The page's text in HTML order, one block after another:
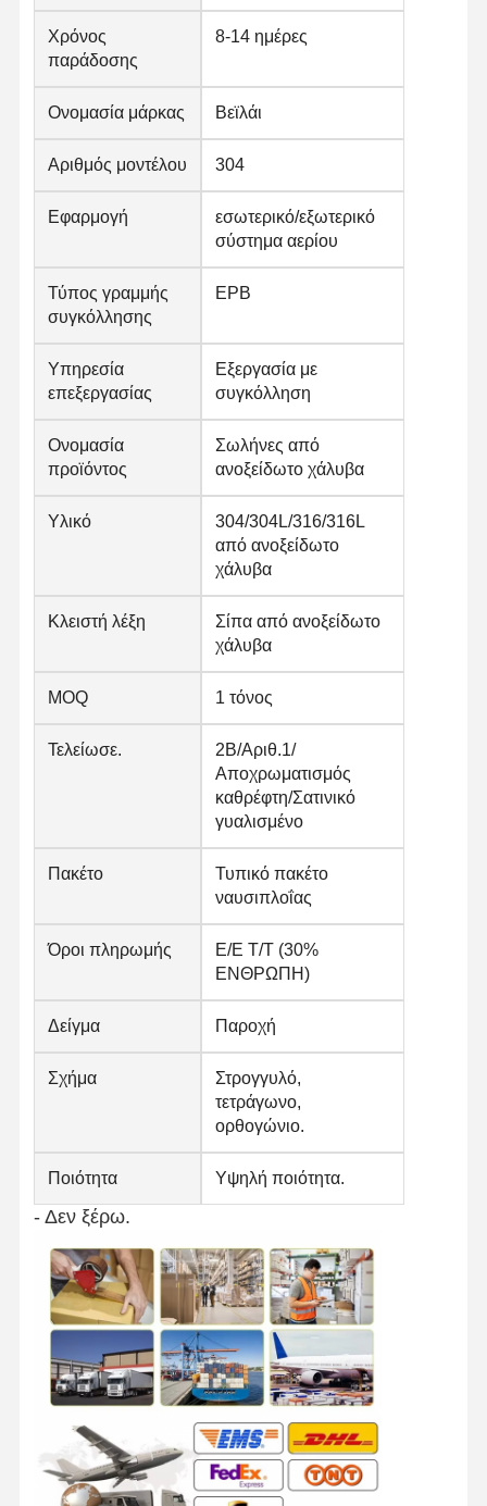
Χρόνος
παράδοσης
8-14 ημέρες
Ονομασία μάρκας Βεϊλάι
Αριθμός μοντέλου 304
Εφαρμογή
εσωτερικό/εξωτερικό
σύστημα αερίου
Τύπος γραμμής
συγκόλλησης
ΕΡΒ
Υπηρεσία
επεξεργασίας
Εξεργασία με
συγκόλληση
Ονομασία
προϊόντος
Σωλήνες από
ανοξείδωτο χάλυβα
Υλικό
304/304L/316/316L
από ανοξείδωτο
χάλυβα
Κλειστή λέξη
Σίπα από ανοξείδωτο
χάλυβα
MOQ 1 τόνος
Τελείωσε.
2Β/Αριθ.1/
Αποχρωματισμός
καθρέφτη/Σατινικό
γυαλισμένο
Πακέτο
Τυπικό πακέτο
ναυσιπλοΐας
Όροι πληρωμής
Ε/Ε Τ/Τ (30%
ΕΝΘΡΩΠΗ)
Δείγμα Παροχή
Σχήμα
Στρογγυλό,
τετράγωνο,
ορθογώνιο.
Ποιότητα Υψηλή ποιότητα.
- Δεν ξέρω.